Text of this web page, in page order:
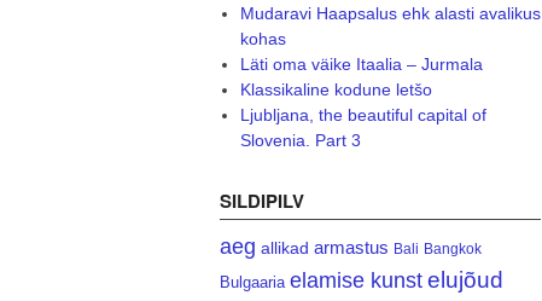
Mudaravi Haapsalus ehk alasti avalikus
kohas
Läti oma väike Itaalia – Jurmala
Klassikaline kodune letšo
Ljubljana, the beautiful capital of
Slovenia. Part 3
SILDIPILV
aeg allikad armastus Bali Bangkok
Bulgaaria elamise kunst elujõud